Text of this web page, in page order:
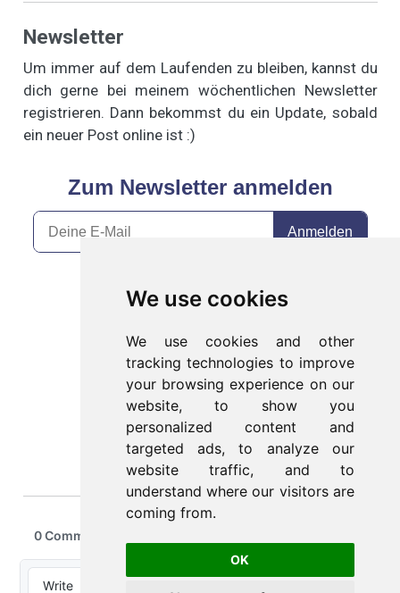
We use cookies
We use cookies and other
tracking technologies to improve
your browsing experience on our
website, to show you
personalized content and
targeted ads, to analyze our
website traffic, and to
understand where our visitors are
coming from.
OK
Newsletter
Um immer auf dem Laufenden zu bleiben, kannst du
dich gerne bei meinem wöchentlichen Newsletter
registrieren. Dann bekommst du ein Update, sobald
ein neuer Post online ist :)